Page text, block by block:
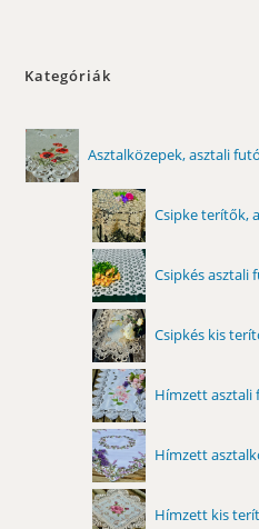
Kategóriák
Asztalközepek, asztali
Csipke terítők,
Csipkés asztali
Csipkés kis
Hímzett asztali
Hímzett
Hímzett kis